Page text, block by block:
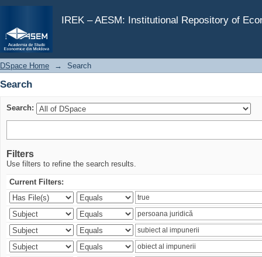
IREK – AESM: Institutional Repository of
Search
DSpace Home → Search
Search
Search:
Filters
Use filters to refine the search results.
Current Filters: